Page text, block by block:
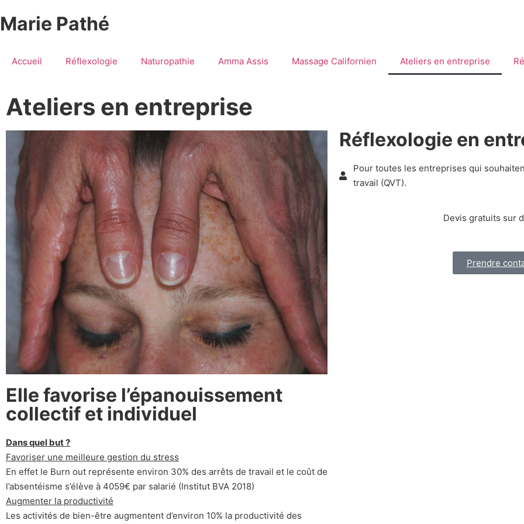
Marie Pathé
Accueil Réflexologie Naturopathie Amma Assis Massage Californien Ateliers en entreprise​
Ateliers en entreprise
Elle favorise l’épanouissement
collectif et individuel
Dans quel but ?
Favoriser une meilleure gestion du stress
En effet le Burn out représente environ 30% des arrêts de travail et le coût de
l’absentéisme s’élève à 4059€ par salarié (Institut BVA 2018)
Augmenter la productivité
Les activités de bien-être augmentent d’environ 10% la productivité des
Réflexologie en
Pour toutes les entreprises qui
travail (QVT).
Devis gratuits sur
Prendre